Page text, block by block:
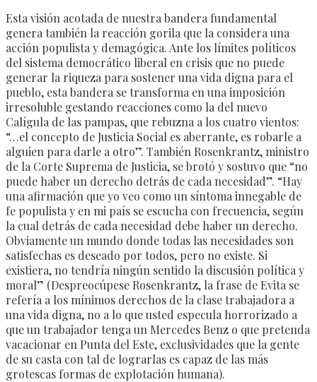
Esta visión acotada de nuestra bandera fundamental
genera también la reacción gorila que la considera una
acción populista y demagógica. Ante los límites políticos
del sistema democrático liberal en crisis que no puede
generar la riqueza para sostener una vida digna para el
pueblo, esta bandera se transforma en una imposición
irresoluble gestando reacciones como la del nuevo
Calígula de las pampas, que rebuzna a los cuatro vientos:
“…el concepto de Justicia Social es aberrante, es robarle a
alguien para darle a otro”. También Rosenkrantz, ministro
de la Corte Suprema de Justicia, se brotó y sostuvo que “no
puede haber un derecho detrás de cada necesidad”. “Hay
una afirmación que yo veo como un síntoma innegable de
fe populista y en mi país se escucha con frecuencia, según
la cual detrás de cada necesidad debe haber un derecho.
Obviamente un mundo donde todas las necesidades son
satisfechas es deseado por todos, pero no existe. Si
existiera, no tendría ningún sentido la discusión política y
moral” (Despreocúpese Rosenkrantz, la frase de Evita se
refería a los mínimos derechos de la clase trabajadora a
una vida digna, no a lo que usted especula horrorizado a
que un trabajador tenga un Mercedes Benz o que pretenda
vacacionar en Punta del Este, exclusividades que la gente
de su casta con tal de lograrlas es capaz de las más
grotescas formas de explotación humana).